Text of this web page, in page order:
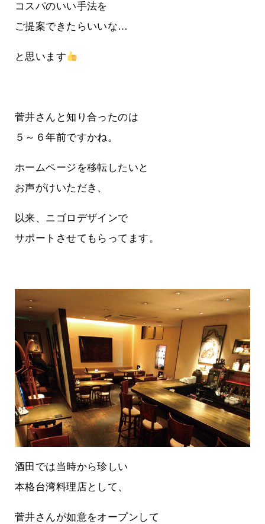
コスパのいい手法を
ご提案できたらいいな…
と思います
菅井さんと知り合ったのは
５～６年前ですかね。
ホームページを移転したいと
お声がけいただき、
以来、ニゴロデザインで
サポートさせてもらってます。
酒田では当時から珍しい
本格台湾料理店として、
菅井さんが如意をオープンして